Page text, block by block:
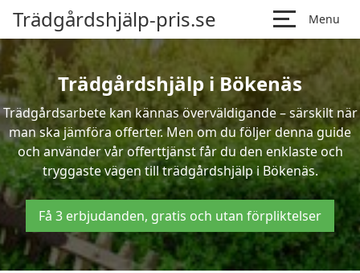
Trädgårdshjälp-pris.se Menu
Trädgårdshjälp i Bökenäs
Trädgårdsarbete kan kännas överväldigande – särskilt när
man ska jämföra offerter. Men om du följer denna guide
och använder vår offerttjänst får du den enklaste och
tryggaste vägen till trädgårdshjälp i Bökenäs.
Få 3 erbjudanden, gratis och utan förpliktelser